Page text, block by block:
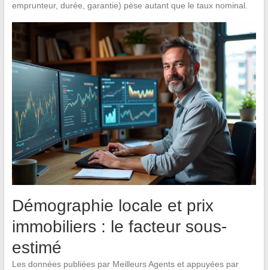
emprunteur, durée, garantie) pèse autant que le taux nominal.
Démographie locale et prix
immobiliers : le facteur sous-
estimé
Les données publiées par Meilleurs Agents et appuyées par